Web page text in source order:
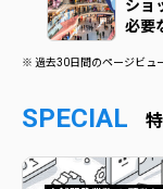
ショ
必要
※ 過去30日間のページビュ
SPECIAL